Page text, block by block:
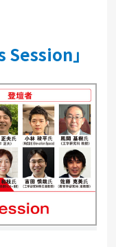
」